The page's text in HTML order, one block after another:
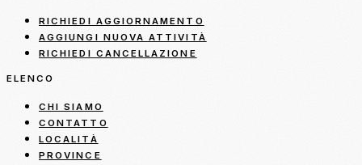
RICHIEDI AGGIORNAMENTO
AGGIUNGI NUOVA ATTIVITÀ
RICHIEDI CANCELLAZIONE
ELENCO
CHI SIAMO
CONTATTO
LOCALITÀ
PROVINCE